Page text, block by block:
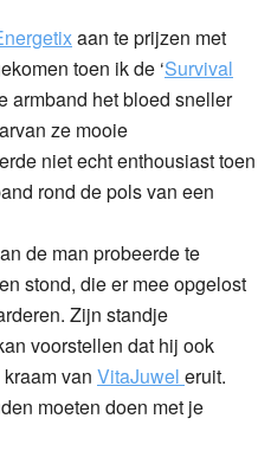
aan te prijzen met
toen ik de ‘Survival
armband het bloed sneller
ze mooie
niet echt enthousiast toen
rond de pols van een
de man probeerde te
stond, die er mee opgelost
Zijn standje
voorstellen dat hij ook
van VitaJuwel eruit.
moeten doen met je